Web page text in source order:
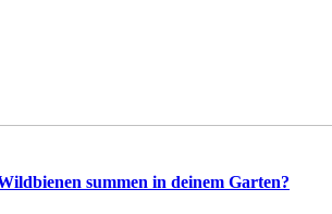
summen in deinem Garten?